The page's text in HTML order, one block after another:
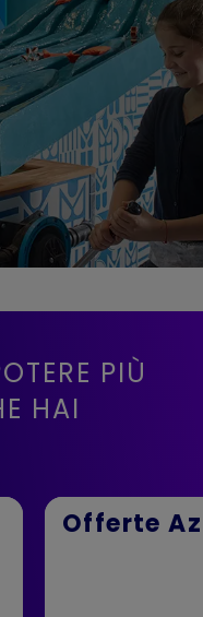
PIÙ
HAI
Offerte